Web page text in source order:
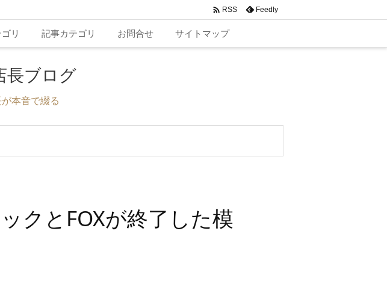
リ 記事カテゴリ お問合せ サイトマップ
 RSS Feedly
長ブログ
本音で綴る
クとFOXが終了した模